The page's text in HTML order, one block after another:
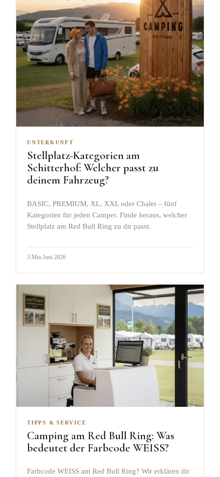
UNTERKUNFT
Stellplatz-Kategorien am
Schitterhof: Welcher passt zu
deinem Fahrzeug?
BASIC, PREMIUM, XL, XXL oder Chalet – fünf
Kategorien für jeden Camper. Finde heraus, welcher
Stellplatz am Red Bull Ring zu dir passt.
3 Min.Juni 2026
TIPPS & SERVICE
Camping am Red Bull Ring: Was
bedeutet der Farbcode WEISS?
Farbcode WEISS am Red Bull Ring? Wir erklären dir